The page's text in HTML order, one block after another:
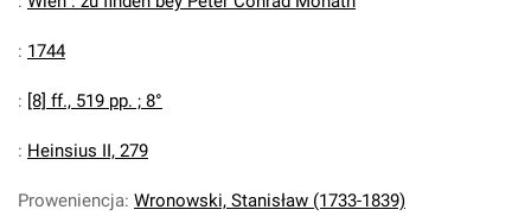
: 1744
: [8] ff., 519 pp. ; 8°
: Heinsius II, 279
Proweniencja: Wronowski, Stanisław (1733-1839)